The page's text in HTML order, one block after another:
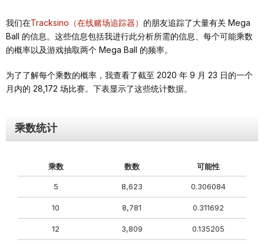
我们在Tracksino（在线赌场追踪器） 的朋友追踪了大量有关 Mega
Ball 的信息。这些信息包括我进行此分析所需的信息、每个可能乘数
的概率以及游戏抽取两个 Mega Ball 的频率。
为了了解每个乘数的概率，我查看了截至 2020 年 9 月 23 日的一个
月内的 28,172 场比赛。下表显示了这些统计数据。
乘数统计
乘数 数数 可能性
5 8,623 0.306084
10 8,781 0.311692
12 3,809 0.135205